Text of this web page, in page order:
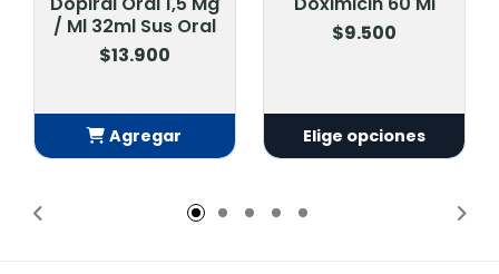
/ Ml 32ml Sus Oral
$13.900
Agregar
$9.500
Elige opciones